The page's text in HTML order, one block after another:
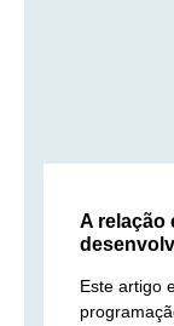
A relação
Este artigo